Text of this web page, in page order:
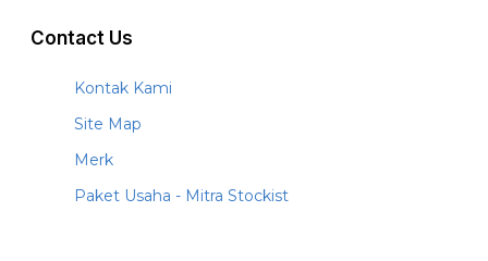
Contact Us
Kontak Kami
Site Map
Merk
Paket Usaha - Mitra Stockist